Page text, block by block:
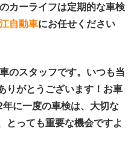
カーライフは定期的な車検
自動車にお任せください
のスタッフです。いつも当
りがとうございます！お車
に一度の車検は、大切な
とっても重要な機会ですよ